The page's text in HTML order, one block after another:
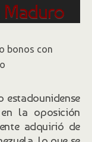
Maduro
entidad
al Gobierno
una
estadounidense
en la oposición
adquirió de